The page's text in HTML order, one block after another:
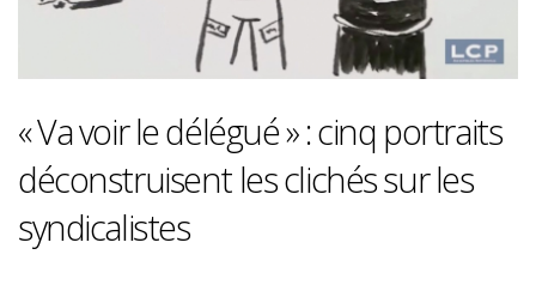
« Va voir le délégué » : cinq portraits
déconstruisent les clichés sur les
syndicalistes